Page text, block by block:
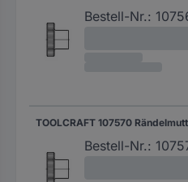
Bestell-Nr.:
TOOLCRAFT 107570
Bestell-Nr.: